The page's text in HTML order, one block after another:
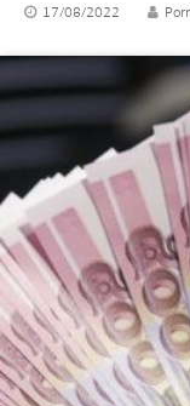
17/08/2022